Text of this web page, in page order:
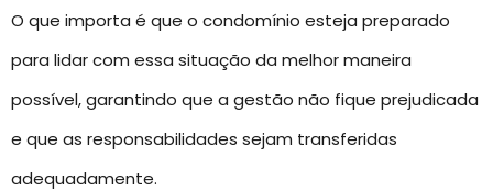
O que importa é que o condomínio esteja preparado
para lidar com essa situação da melhor maneira
possível, garantindo que a gestão não fique prejudicada
e que as responsabilidades sejam transferidas
adequadamente.